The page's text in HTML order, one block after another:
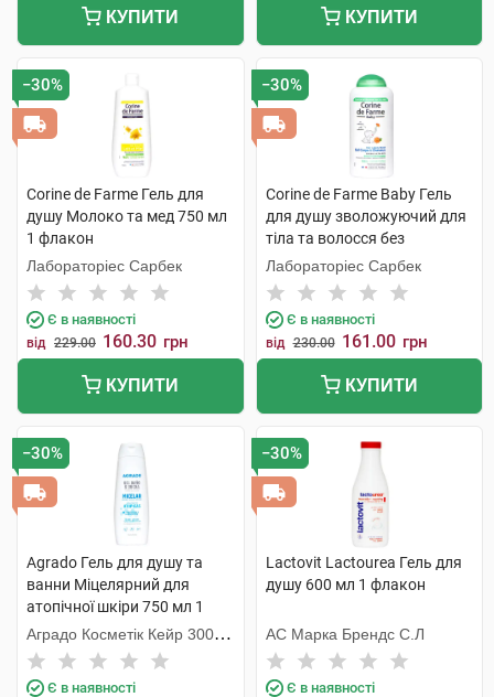
КУПИТИ КУПИТИ
−30%
Corine de Farme Гель для
душу Молоко та мед 750 мл
1 флакон
Лабораторіес Сарбек
Є в наявності
від 229.00 160.30 грн
КУПИТИ
−30%
Corine de Farme Baby Гель
для душу зволожуючий для
тіла та волосся без
сульфатів 250 мл 1 флакон
Лабораторіес Сарбек
Є в наявності
від 230.00 161.00 грн
КУПИТИ
−30%
Agrado Гель для душу та
ванни Міцелярний для
атопічної шкіри 750 мл 1
флакон
Аградо Косметік Кейр 3000
С.Л.У.
Є в наявності
−30%
Lactovit Lactourea Гель для
душу 600 мл 1 флакон
АС Марка Брендс С.Л
Є в наявності